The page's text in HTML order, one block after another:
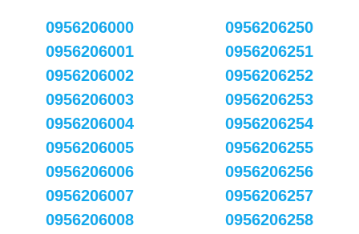
0956206000
0956206001
0956206002
0956206003
0956206004
0956206005
0956206006
0956206007
0956206008
0956206250
0956206251
0956206252
0956206253
0956206254
0956206255
0956206256
0956206257
0956206258